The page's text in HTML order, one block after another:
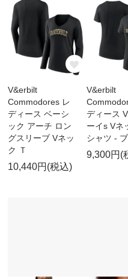
V&erbilt
Commodores レ
ディース ベーシ
ック アーチ ロン
グスリーブ Vネッ
ク Ｔ
10,440円(税込)
V&erbilt
ディース
ーイs Vネ
シャツ -
9,300円(